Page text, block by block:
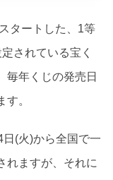
タートした、1等
されている宝く
毎年くじの発売日
。
(火)から全国で一
れますが、それに